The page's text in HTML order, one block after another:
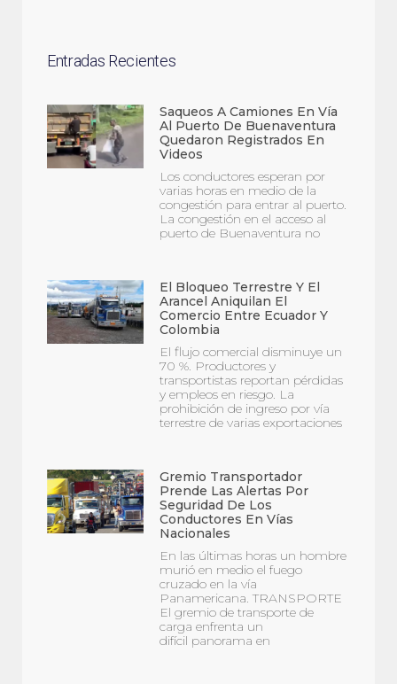
Entradas Recientes
Saqueos A Camiones En Vía
Al Puerto De Buenaventura
Quedaron Registrados En
Videos
Los conductores esperan por
varias horas en medio de la
congestión para entrar al puerto.
La congestión en el acceso al
puerto de Buenaventura no
El Bloqueo Terrestre Y El
Arancel Aniquilan El
Comercio Entre Ecuador Y
Colombia
El flujo comercial disminuye un
70 %. Productores y
transportistas reportan pérdidas
y empleos en riesgo. La
prohibición de ingreso por vía
terrestre de varias exportaciones
Gremio Transportador
Prende Las Alertas Por
Seguridad De Los
Conductores En Vías
Nacionales
En las últimas horas un hombre
murió en medio el fuego
cruzado en la vía
Panamericana. TRANSPORTE
El gremio de transporte de
carga enfrenta un
difícil panorama en